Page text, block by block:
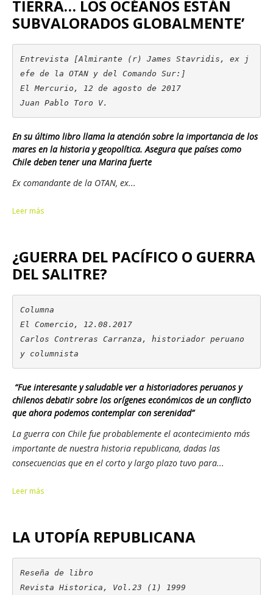
TIERRA… LOS OCÉANOS ESTÁN
SUBVALORADOS GLOBALMENTE’
Entrevista [Almirante (r) James Stavridis, ex j
efe de la OTAN y del Comando Sur:]
El Mercurio, 12 de agosto de 2017
Juan Pablo Toro V.
En su último libro llama la atención sobre la importancia de los
mares en la historia y geopolítica. Asegura que países como
Chile deben tener una Marina fuerte
Ex comandante de la OTAN, ex...
Leer más
¿GUERRA DEL PACÍFICO O GUERRA
DEL SALITRE?
Columna
El Comercio, 12.08.2017
Carlos Contreras Carranza, historiador peruano
y columnista
“Fue interesante y saludable ver a historiadores peruanos y
chilenos debatir sobre los orígenes económicos de un conflicto
que ahora podemos contemplar con serenidad”
La guerra con Chile fue probablemente el acontecimiento más
importante de nuestra historia republicana, dadas las
consecuencias que en el corto y largo plazo tuvo para...
Leer más
LA UTOPÍA REPUBLICANA
Reseña de libro
Revista Historica, Vol.23 (1) 1999